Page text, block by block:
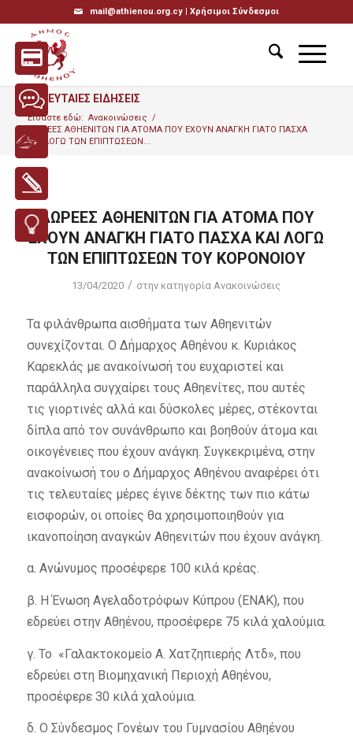
mail@athienou.org.cy | Χρήσιμοι Σύνδεσμοι
ΤΕΛΕΥΤΑΙΕΣ ΕΙΔΗΣΕΙΣ
Είσαστε εδώ: Ανακοινώσεις /
ΔΩΡΕΕΣ ΑΘΗΕΝΙΤΩΝ ΓΙΑ ΑΤΟΜΑ ΠΟΥ ΕΧΟΥΝ ΑΝΑΓΚΗ ΓΙΑΤΟ ΠΑΣΧΑ
ΚΑΙ ΛΟΓΩ ΤΩΝ ΕΠΙΠΤΩΣΕΩΝ...
ΔΩΡΕΕΣ ΑΘΗΕΝΙΤΩΝ ΓΙΑ ΑΤΟΜΑ ΠΟΥ
ΕΧΟΥΝ ΑΝΑΓΚΗ ΓΙΑΤΟ ΠΑΣΧΑ ΚΑΙ ΛΟΓΩ
ΤΩΝ ΕΠΙΠΤΩΣΕΩΝ ΤΟΥ ΚΟΡΟΝΟΙΟΥ
13/04/2020 / στην κατηγορίαΑνακοινώσεις
Τα φιλάνθρωπα αισθήματα των Αθηενιτών
συνεχίζονται. Ο Δήμαρχος Αθηένου κ. Κυριάκος
Καρεκλάς με ανακοίνωσή του ευχαριστεί και
παράλληλα συγχαίρει τους Αθηενίτες, που αυτές
τις γιορτινές αλλά και δύσκολες μέρες, στέκονται
δίπλα από τον συνάνθρωπο και βοηθούν άτομα και
οικογένειες που έχουν ανάγκη. Συγκεκριμένα, στην
ανακοίνωσή του ο Δήμαρχος Αθηένου αναφέρει ότι
τις τελευταίες μέρες έγινε δέκτης των πιο κάτω
εισφορών, οι οποίες θα χρησιμοποιηθούν για
ικανοποίηση αναγκών Αθηενιτών που έχουν ανάγκη.
α. Ανώνυμος προσέφερε 100 κιλά κρέας.
β. Η Ένωση Αγελαδοτρόφων Κύπρου (ΕΝΑΚ), που
εδρεύει στην Αθηένου, προσέφερε 75 κιλά χαλούμια.
γ. Το «Γαλακτοκομείο Α. Χατζηπιερής Λτδ», που
εδρεύει στη Βιομηχανική Περιοχή Αθηένου,
προσέφερε 30 κιλά χαλούμια.
δ. Ο Σύνδεσμος Γονέων του Γυμνασίου Αθηένου